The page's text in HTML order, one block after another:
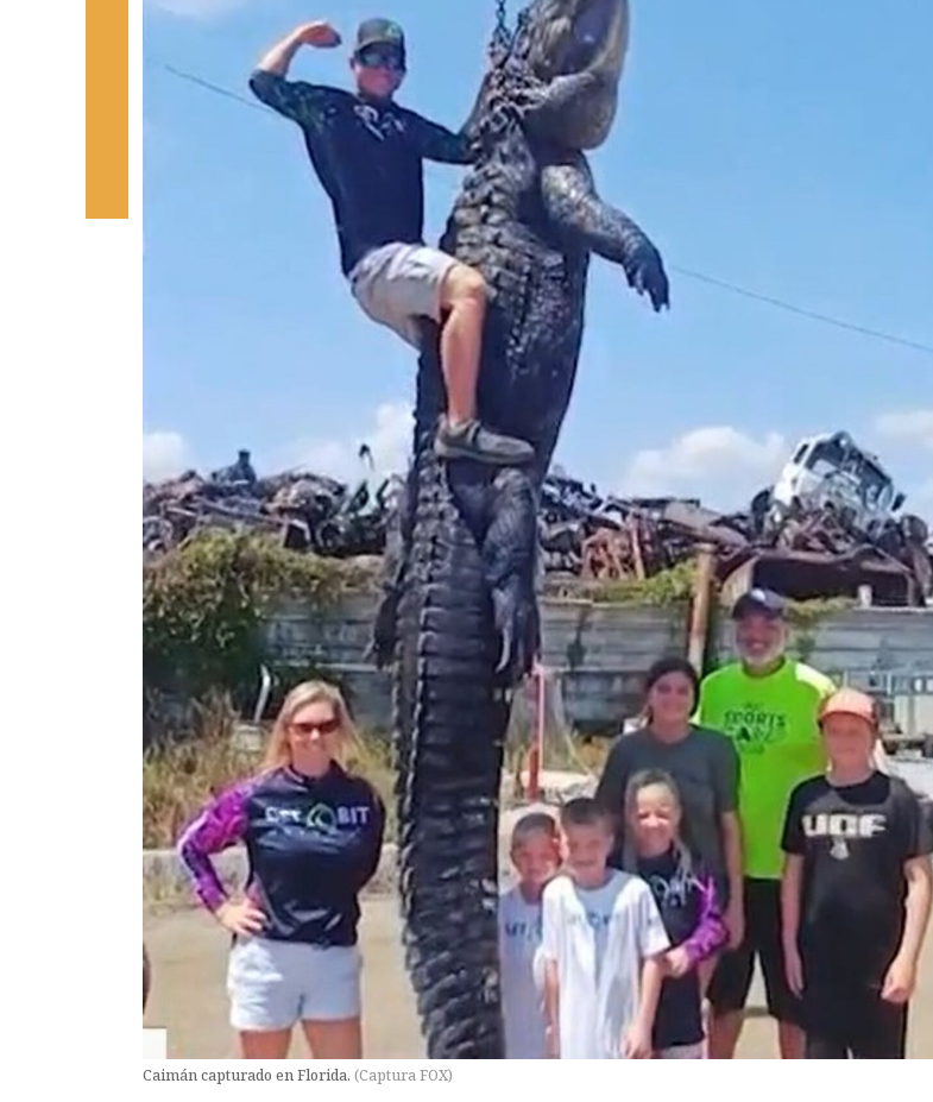
Caimán capturado en Florida. (Captura FOX)